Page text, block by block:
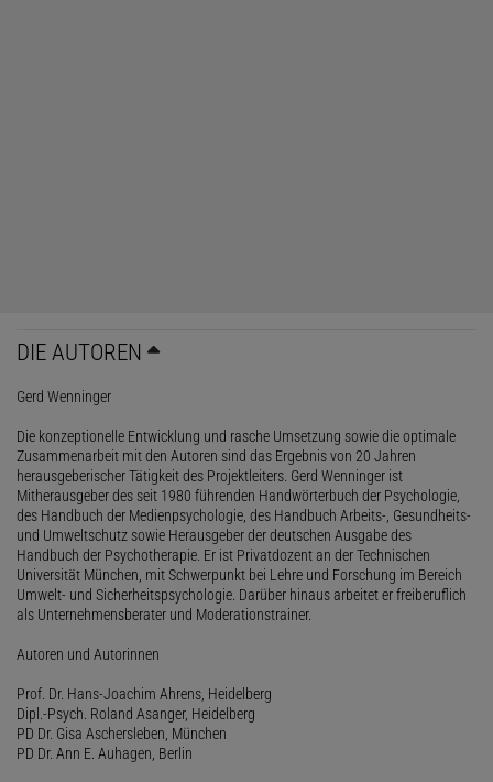
DIE AUTOREN
Gerd Wenninger
Die konzeptionelle Entwicklung und rasche Umsetzung sowie die optimale
Zusammenarbeit mit den Autoren sind das Ergebnis von 20 Jahren
herausgeberischer Tätigkeit des Projektleiters. Gerd Wenninger ist
Mitherausgeber des seit 1980 führenden Handwörterbuch der Psychologie,
des Handbuch der Medienpsychologie, des Handbuch Arbeits-, Gesundheits-
und Umweltschutz sowie Herausgeber der deutschen Ausgabe des
Handbuch der Psychotherapie. Er ist Privatdozent an der Technischen
Universität München, mit Schwerpunkt bei Lehre und Forschung im Bereich
Umwelt- und Sicherheitspsychologie. Darüber hinaus arbeitet er freiberuflich
als Unternehmensberater und Moderationstrainer.
Autoren und Autorinnen
Prof. Dr. Hans-Joachim Ahrens, Heidelberg
Dipl.-Psych. Roland Asanger, Heidelberg
PD Dr. Gisa Aschersleben, München
PD Dr. Ann E. Auhagen, Berlin